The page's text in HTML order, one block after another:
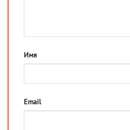
Имя
Email